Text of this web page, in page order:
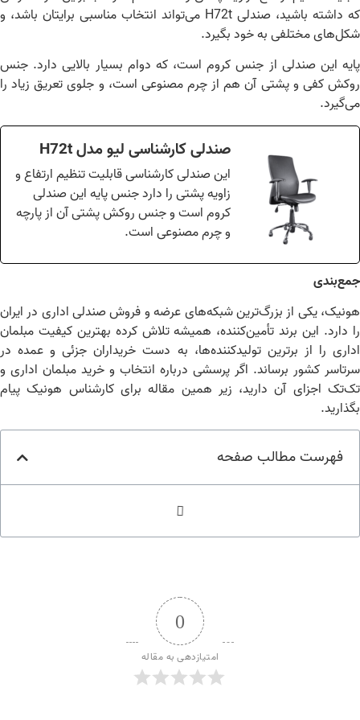
که داشته باشید، صندلی H72t می‌تواند انتخاب مناسبی برایتان باشد، و
مختلفی به خود بگیرد.
این صندلی از جنس کروم است، که دوام بسیار بالایی دارد. جنس
کفی و پشتی آن هم از چرم مصنوعی است، و جلوی تعریق زیاد را
صندلی کارشناسی لیو مدل H72t
این صندلی کارشناسی قابلیت تنظیم ارتفاع و
زاویه پشتی را دارد جنس پایه این صندلی
کروم است و جنس روکش پشتی آن از پارچه
و چرم مصنوعی است.
یکی از بزرگ‌ترین شبکه‌های عرضه و فروش صندلی اداری در ایران
دارد. این برند تأمین‌کننده، همیشه تلاش کرده بهترین کیفیت مبلمان
را از برترین تولیدکننده‌ها، به دست خریداران جزئی و عمده در
کشور برساند. اگر پرسشی درباره انتخاب و خرید مبلمان اداری و
اجزای آن دارید، زیر همین مقاله برای کارشناس‌ هونیک پیام
فهرست مطالب صفحه
0
امتیازدهی به مقاله